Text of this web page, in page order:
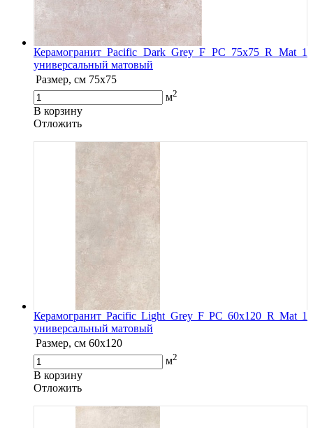
Керамогранит Pacific Dark Grey F PC 75х75 R Mat 1
универсальный матовый
Размер, см 75x75
м2
В корзину
Oтложить
Керамогранит Pacific Light Grey F PC 60x120 R Mat 1
универсальный матовый
Размер, см 60x120
м2
В корзину
Oтложить